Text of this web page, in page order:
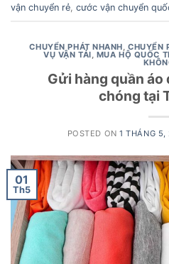
vận chuyển rẻ, cước vận chuyển
CHUYỂN PHÁT NHANH ,CHUYỂN
VỤ VẬN TẢI MUA HỘ QUỐC
Gửi hàng quần áo
chóng tại
POSTED ON1 THÁNG 5,
01
Th5